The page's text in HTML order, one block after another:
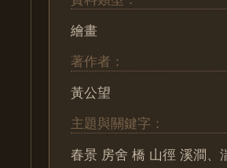
繪畫
著作者：
黃公望
主題與關鍵字：
春景 房舍 橋 山徑 溪澗、